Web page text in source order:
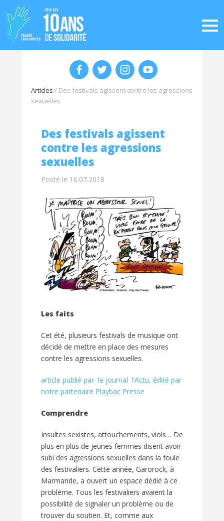
Articles / Des festivals agissent contre les agressions
sexuelles
Des festivals agissent
contre les agressions
sexuelles
Posté le 16.07.2018
Les faits
Cet été, plusieurs festivals de musique ont
décidé de mettre en place des mesures
contre les agressions sexuelles.
article publié par le journal l’Actu, édité par
notre partenaire Playbac Presse
Comprendre
Insultes sexistes, attouchements, viols… De
plus en plus de jeunes femmes disent avoir
subi des agressions sexuelles dans la foule
des festivaliers. Cette année, Garorock, à
Marmande, a ouvert un espace dédié à ce
problème. Tous les festivaliers avaient la
possibilité de signaler un problème ou de
trouver du soutien. Et, comme aux